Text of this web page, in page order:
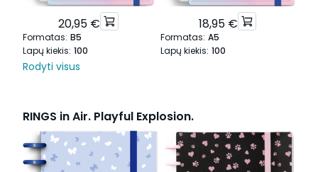
20,95 €
Formatas: B5
Lapų kiekis: 100
18,95 €
Formatas: A5
Lapų kiekis: 100
Rodyti visus
RINGS in Air. Playful Explosion.